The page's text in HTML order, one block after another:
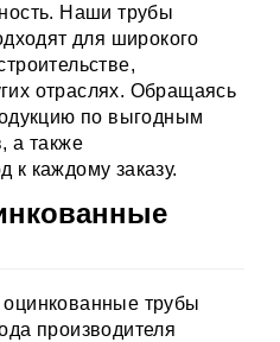
Наши трубы
для широкого
отраслях. Обращаясь
по выгодным
а также
к каждому заказу.
трубы
производителя